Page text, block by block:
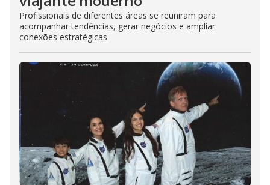
Profissionais de diferentes áreas se reuniram para
acompanhar tendências, gerar negócios e ampliar
conexões estratégicas